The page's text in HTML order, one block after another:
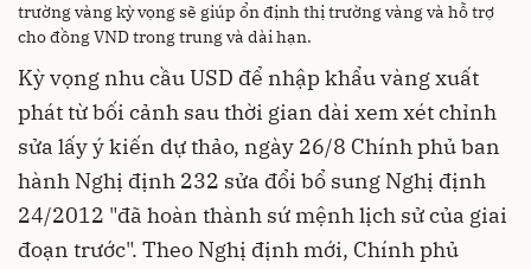
trường vàng kỳ vọng sẽ giúp ổn định thị trường vàng và hỗ trợ
cho đồng VND trong trung và dài hạn.
Kỳ vọng nhu cầu USD để nhập khẩu vàng xuất
phát từ bối cảnh sau thời gian dài xem xét chỉnh
sửa lấy ý kiến dự thảo, ngày 26/8 Chính phủ ban
hành Nghị định 232 sửa đổi bổ sung Nghị định
24/2012 "đã hoàn thành sứ mệnh lịch sử của giai
đoạn trước". Theo Nghị định mới, Chính phủ